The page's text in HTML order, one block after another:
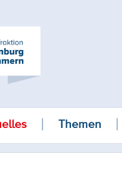
Themen